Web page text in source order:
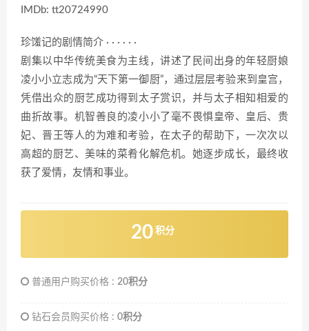
IMDb: tt20724990
珍馐记的剧情简介 · · · · · ·
剧集以中华传统美食为主线，讲述了民间出身的年轻厨娘
凌小小立志成为“天下第一御厨”，通过层层考验来到皇宫，
凭借出众的厨艺成功得到太子赏识，并与太子相知相爱的
曲折故事。机智善良的凌小小了毫不畏惧皇帝、皇后、贵
妃、晋王等人的为难和考验，在太子的帮助下，一次次以
高超的厨艺、美味的菜肴化解危机。她逐步成长，最终收
获了爱情，友情和事业。
20 积分
普通用户购买价格 : 20积分
钻石会员购买价格 : 0积分